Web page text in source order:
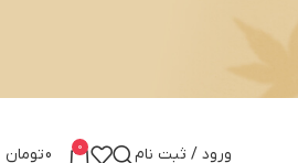
ورود / ثبت نام 0
0تومان